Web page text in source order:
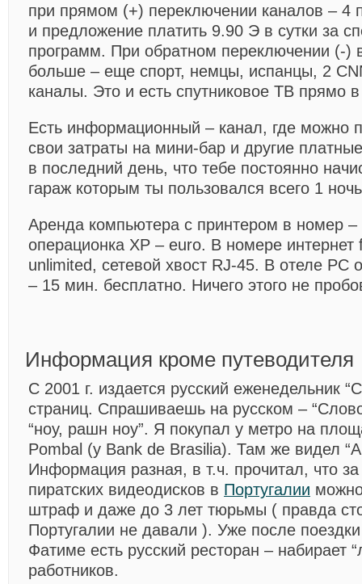
при прямом (+) переключении каналов – 4
и предложение платить 9.90 Э в сутки за
программ. При обратном переключении (-)
больше – еще спорт, немцы, испанцы, 2
каналы. Это и есть спутниковое ТВ прямо
Есть информационный – канал, где можно
свои затраты на мини-бар и другие
в последний день, что тебе постоянно
гараж которым ты пользовался всего 1
Аренда компьютера с принтером в номер –
операционка XP – euro. В номере интернет
unlimited, сетевой хвост RJ-45. В отеле PC
– 15 мин. бесплатно. Ничего этого не
Информация кроме путеводителя
С 2001 г. издается русский еженедельник
страниц. Спрашиваешь на русском –
“ноу, рашн ноу”. Я покупал у метро на
Pombal (у Bank de Brasilia). Там же видел
Информация разная, в т.ч. прочитал, что
пиратских видеодисков в Португалии
штраф и даже до 3 лет тюрьмы ( правда
Португалии не давали ). Уже после
Фатиме есть русский ресторан – набирает
работников.